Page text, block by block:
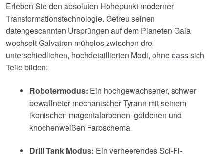
Erleben Sie den absoluten Höhepunkt moderner
Transformationstechnologie. Getreu seinen
datengescannten Ursprüngen auf dem Planeten Gaia
wechselt Galvatron mühelos zwischen drei
unterschiedlichen, hochdetaillierten Modi, ohne dass sich
Teile bilden:
Robotermodus: Ein hochgewachsener, schwer
bewaffneter mechanischer Tyrann mit seinem
ikonischen magentafarbenen, goldenen und
knochenweißen Farbschema.
Drill Tank Modus: Ein verheerendes Sci-Fi-